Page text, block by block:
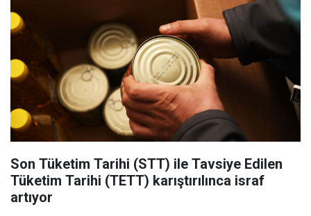
Son Tüketim Tarihi (STT) ile Tavsiye Edilen
Tüketim Tarihi (TETT) karıştırılınca israf
artıyor